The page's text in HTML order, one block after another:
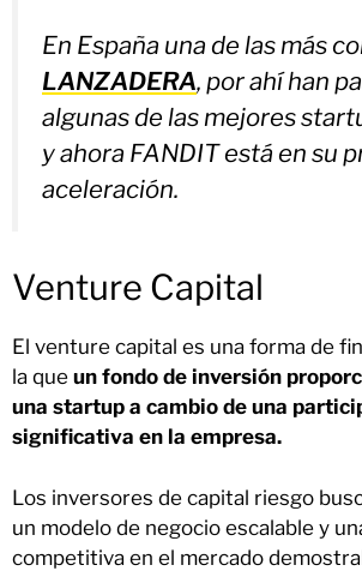
En España una de las más
LANZADERA, por ahí han
algunas de las mejores
y ahora FANDIT está en su
aceleración.
Venture Capital
El venture capital es una forma de
la que un fondo de inversión
una startup a cambio de una
significativa en la empresa.
Los inversores de capital riesgo
un modelo de negocio escalable y
competitiva en el mercado